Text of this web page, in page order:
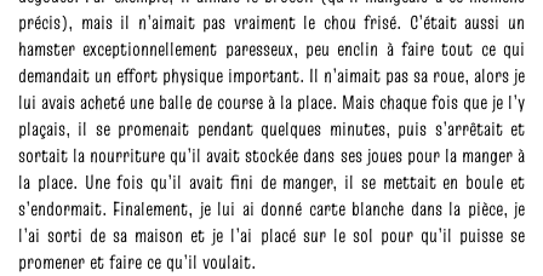
précis), mais il n’aimait pas vraiment le chou frisé. C’était aussi un
hamster exceptionnellement paresseux, peu enclin à faire tout ce qui
demandait un effort physique important. Il n’aimait pas sa roue, alors je
lui avais acheté une balle de course à la place. Mais chaque fois que je l’y
plaçais, il se promenait pendant quelques minutes, puis s’arrêtait et
sortait la nourriture qu’il avait stockée dans ses joues pour la manger à
la place. Une fois qu’il avait fini de manger, il se mettait en boule et
s’endormait. Finalement, je lui ai donné carte blanche dans la pièce, je
l’ai sorti de sa maison et je l’ai placé sur le sol pour qu’il puisse se
promener et faire ce qu’il voulait.